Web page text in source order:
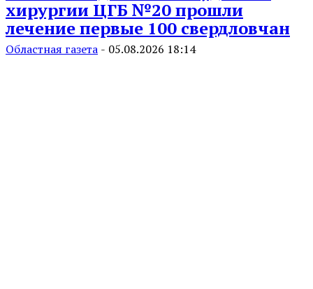
хирургии ЦГБ №20 прошли
лечение первые 100 свердловчан
Областная газета - 05.08.2026 18:14